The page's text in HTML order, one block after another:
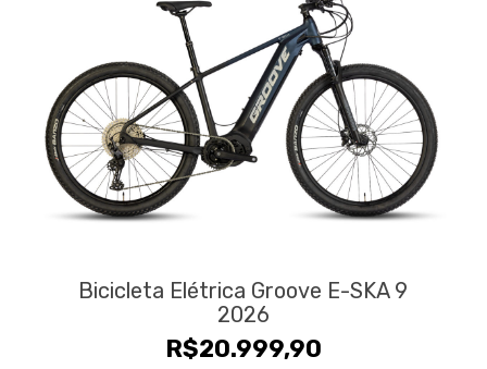
Bicicleta Elétrica Groove E-SKA 9
2026
R$20.999,90